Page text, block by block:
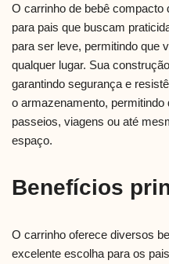
O carrinho de bebê compacto
para pais que buscam
para ser leve, permitindo que
qualquer lugar. Sua
garantindo segurança e
o armazenamento,
passeios, viagens ou até
espaço.
Benefícios
O carrinho oferece diversos
excelente escolha para os